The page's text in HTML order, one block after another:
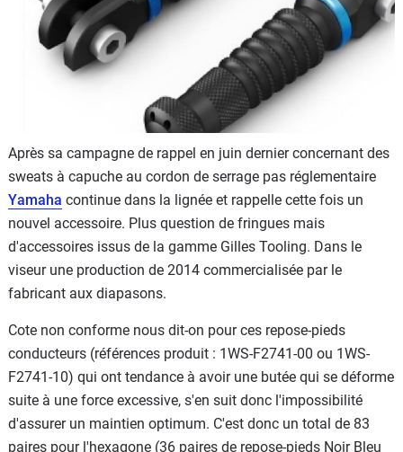
Après sa campagne de rappel en juin dernier concernant des
sweats à capuche au cordon de serrage pas réglementaire
Yamaha continue dans la lignée et rappelle cette fois un
nouvel accessoire. Plus question de fringues mais
d'accessoires issus de la gamme Gilles Tooling. Dans le
viseur une production de 2014 commercialisée par le
fabricant aux diapasons.
Cote non conforme nous dit-on pour ces repose-pieds
conducteurs (références produit : 1WS-F2741-00 ou 1WS-
F2741-10) qui ont tendance à avoir une butée qui se déforme
suite à une force excessive, s'en suit donc l'impossibilité
d'assurer un maintien optimum. C'est donc un total de 83
paires pour l'hexagone (36 paires de repose-pieds Noir Bleu